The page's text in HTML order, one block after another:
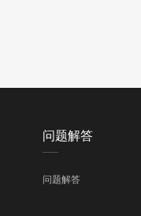
问题解答
问题解答